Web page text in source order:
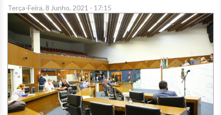
Terça-Feira, 8 Junho, 2021 - 17:15